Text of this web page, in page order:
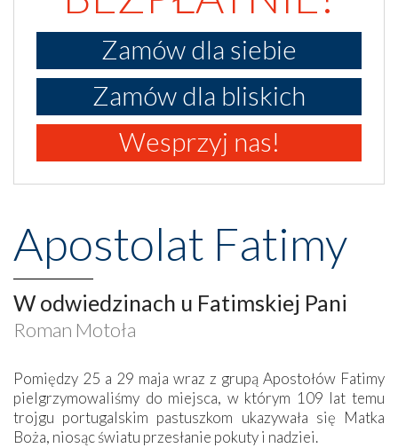
Zamów dla siebie
Zamów dla bliskich
Wesprzyj nas!
Apostolat Fatimy
W odwiedzinach u Fatimskiej Pani
Roman Motoła
Pomiędzy 25 a 29 maja wraz z grupą Apostołów Fatimy
pielgrzymowaliśmy do miejsca, w którym 109 lat temu
trojgu portugalskim pastuszkom ukazywała się Matka
Boża, niosąc światu przesłanie pokuty i nadziei.